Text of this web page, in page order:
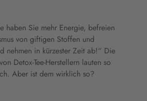
haben Sie mehr Energie, befreien
von giftigen Stoffen und
nehmen in kürzester Zeit ab!“ Die
Detox-Tee-Herstellern lauten so
Aber ist dem wirklich so?